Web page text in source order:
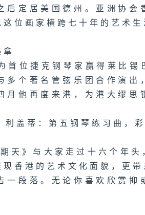
后定居美国德州。亚洲协会
位画家横跨七十年的艺术生
首位捷克钢琴家赢得莱比锡
多个著名管弦乐团合作演出
月他再度来港，为港大缪思
盖蒂：第五钢琴练习曲，
天》与大家走过十六个年头
香港的艺术文化面貌，更带
一段落。无论你喜欢欣赏抑